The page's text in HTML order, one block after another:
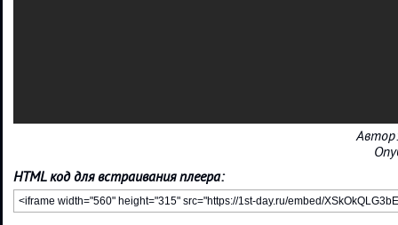
HTML код для встраивания плеера: